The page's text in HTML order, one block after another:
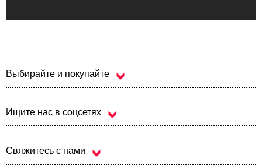
Выбирайте и покупайте
Ищите нас в соцсетях
Свяжитесь с нами